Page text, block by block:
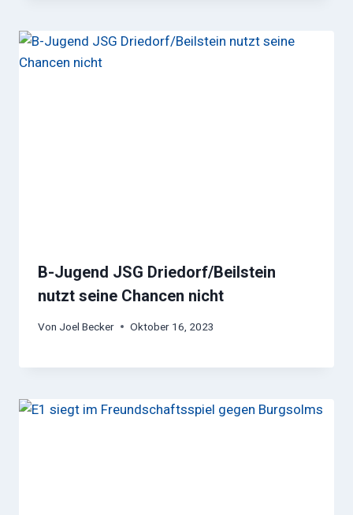
B-Jugend JSG Driedorf/Beilstein
nutzt seine Chancen nicht
Von Joel Becker Oktober 16, 2023